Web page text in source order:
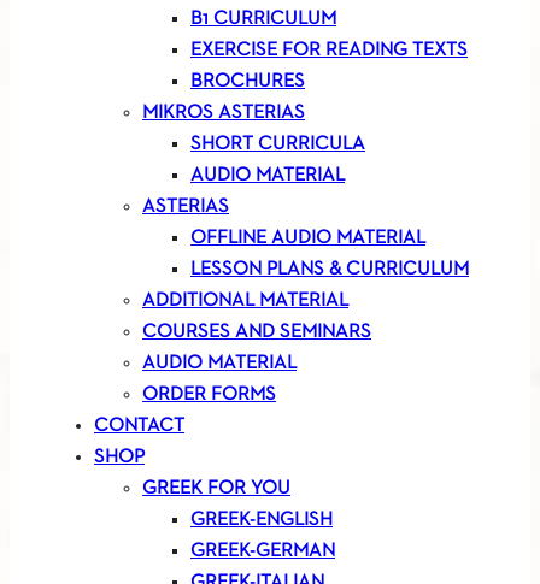
B1 CURRICULUM
EXERCISE FOR READING TEXTS
BROCHURES
MIKROS ASTERIAS
SHORT CURRICULA
AUDIO MATERIAL
ASTERIAS
OFFLINE AUDIO MATERIAL
LESSON PLANS & CURRICULUM
ADDITIONAL MATERIAL
COURSES AND SEMINARS
AUDIO MATERIAL
ORDER FORMS
CONTACT
SHOP
GREEK FOR YOU
GREEK-ENGLISH
GREEK-GERMAN